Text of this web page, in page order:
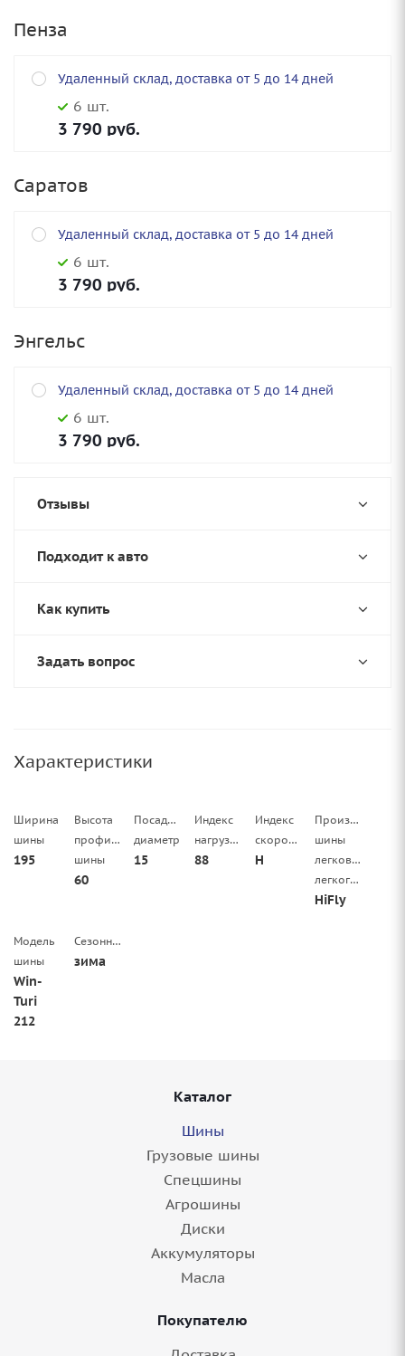
Пенза
Удаленный склад, доставка от 5 до 14 дней
6 шт.
3 790 руб.
Саратов
Удаленный склад, доставка от 5 до 14 дней
6 шт.
3 790 руб.
Энгельс
Удаленный склад, доставка от 5 до 14 дней
6 шт.
3 790 руб.
Отзывы
Подходит к авто
Как купить
Задать вопрос
Характеристики
Ширина
шины
195
Высота
профиля
шины
60
Посадочный
диаметр
15
Индекс
нагрузки
88
Индекс
скорости
H
Производитель
шины
легковой/
легкогрузовой
HiFly
Модель
шины
Win-
Turi
212
Сезонность
зима
Каталог
Шины
Грузовые шины
Спецшины
Агрошины
Диски
Аккумуляторы
Масла
Покупателю